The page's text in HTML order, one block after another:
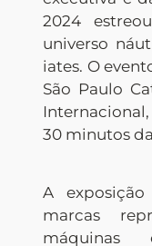
2024
universo
iates. O
São Paulo
30 minutos
A
marcas
máquinas